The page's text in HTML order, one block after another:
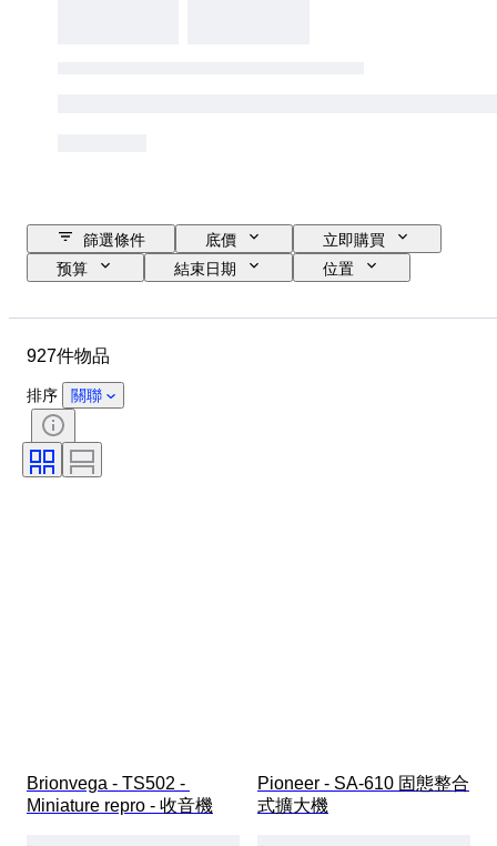
篩選條件 底價
立即購買
预算
結束日期
位置
時期
已測試及運作中
標籤記錄
927件物品
排序 關聯
Brionvega - TS502 -
Miniature repro - 收音機
Pioneer - SA-610 固態整合
式擴大機